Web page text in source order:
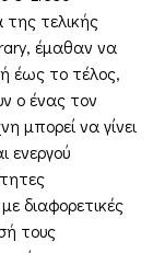
τελικής
έμαθαν να
έως το τέλος,
ο ένας τον
μπορεί να γίνει
ενεργού
διαφορετικές
τους